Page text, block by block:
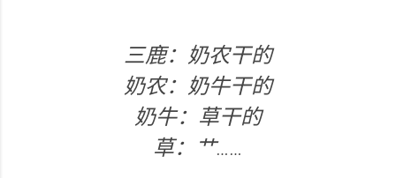
三鹿：奶农干的
奶农：奶牛干的
奶牛：草干的
草：艹……